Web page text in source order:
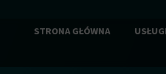
STRONA GŁÓWNA